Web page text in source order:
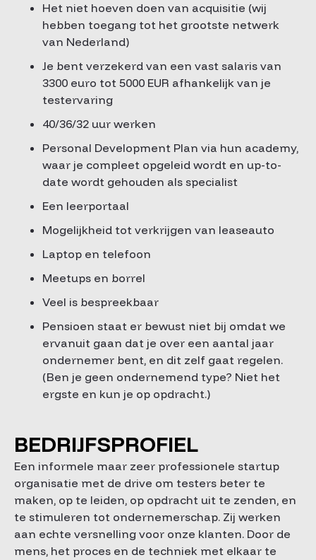
Het niet hoeven doen van acquisitie (wij
hebben toegang tot het grootste netwerk
van Nederland)
Je bent verzekerd van een vast salaris van
3300 euro tot 5000 EUR afhankelijk van je
testervaring
40/36/32 uur werken
Personal Development Plan via hun academy,
waar je compleet opgeleid wordt en up-to-
date wordt gehouden als specialist
Een leerportaal
Mogelijkheid tot verkrijgen van leaseauto
Laptop en telefoon
Meetups en borrel
Veel is bespreekbaar
Pensioen staat er bewust niet bij omdat we
ervanuit gaan dat je over een aantal jaar
ondernemer bent, en dit zelf gaat regelen.
(Ben je geen ondernemend type? Niet het
ergste en kun je op opdracht.)
BEDRIJFSPROFIEL
Een informele maar zeer professionele startup
organisatie met de drive om testers beter te
maken, op te leiden, op opdracht uit te zenden, en
te stimuleren tot ondernemerschap. Zij werken
aan echte versnelling voor onze klanten. Door de
mens, het proces en de techniek met elkaar te